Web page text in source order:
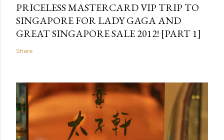
PRICELESS MASTERCARD VIP TRIP TO
SINGAPORE FOR LADY GAGA AND
GREAT SINGAPORE SALE 2012! [PART 1]
Share